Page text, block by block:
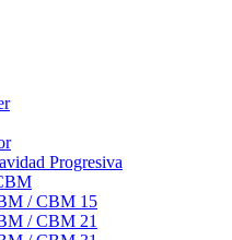
Progresiva
/ CBM 15
/ CBM 21